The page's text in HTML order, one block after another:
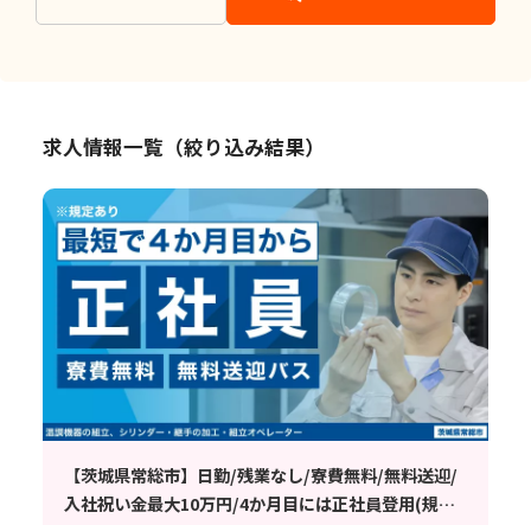
求人情報一覧（絞り込み結果）
【茨城県常総市】日勤/残業なし/寮費無料/無料送迎/
入社祝い金最大10万円/4か月目には正社員登用(規定